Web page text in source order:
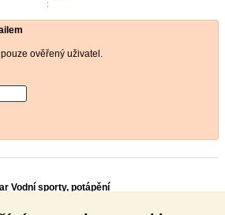
ověřený uživatel.
Vodní sporty, potápění